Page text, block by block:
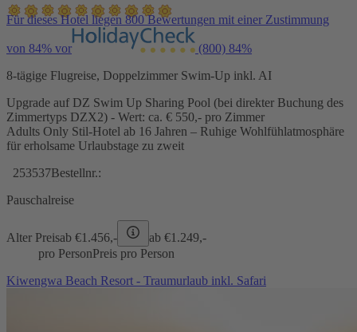
Für dieses Hotel liegen 800 Bewertungen mit einer Zustimmung
von 84% vor (800) 84%
8-tägige Flugreise, Doppelzimmer Swim-Up inkl. AI
Upgrade auf DZ Swim Up Sharing Pool (bei direkter Buchung des
Zimmertyps DZX2) - Wert: ca. € 550,- pro Zimmer
Adults Only Stil-Hotel ab 16 Jahren – Ruhige Wohlfühlatmosphäre
für erholsame Urlaubstage zu zweit
253537Bestellnr.:
Pauschalreise
Alter Preisab €1.456,- ab €1.249,-
pro PersonPreis pro Person
Kiwengwa Beach Resort - Traumurlaub inkl. Safari